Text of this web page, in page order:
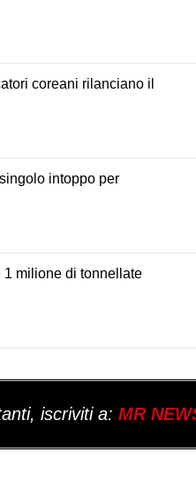
coreani rilanciano il
intoppo per
1 milione di tonnellate
iscriviti a: MR